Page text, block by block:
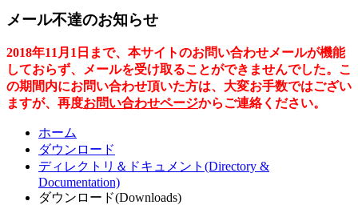
メール不達のお知らせ
2018年11月1日まで、本サイトのお問い合わせメールが機能
しておらず、メールを受け取ることができませんでした。こ
の期間内にお問い合わせ頂いた方は、大変お手数ではござい
ますが、再度お問い合わせページからご連絡ください。
ホーム
ダウンロード
ディレクトリ＆ドキュメント(Directory &
Documentation)
ダウンロード(Downloads)